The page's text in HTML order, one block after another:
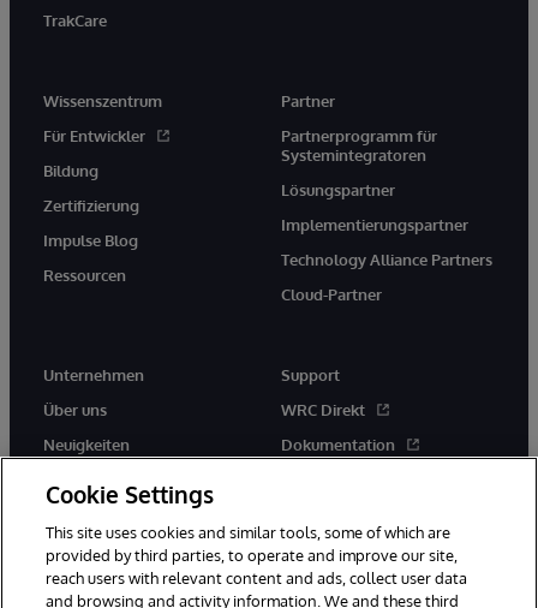
TrakCare
Wissenszentrum
Für Entwickler
Bildung
Zertifizierung
Impulse Blog
Ressourcen
Partner
Partnerprogramm für
Systemintegratoren
Lösungspartner
Implementierungspartner
Technology Alliance Partners
Cloud-Partner
Unternehmen
Über uns
Neuigkeiten
Support
WRC Direkt
Dokumentation
Cookie Settings
This site uses cookies and similar tools, some of which are
provided by third parties, to operate and improve our site,
reach users with relevant content and ads, collect user data
and browsing and activity information. We and these third